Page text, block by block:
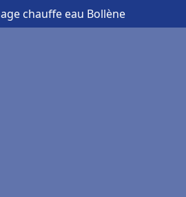
chauffe eau Bollène